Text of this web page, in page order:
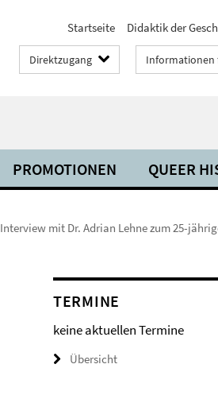
Startseite Didaktik der
Direktzugang Informationen
PROMOTIONEN QUEER
Interview mit Dr. Adrian Lehne zum 25-
TERMINE
keine aktuellen Termine
Übersicht